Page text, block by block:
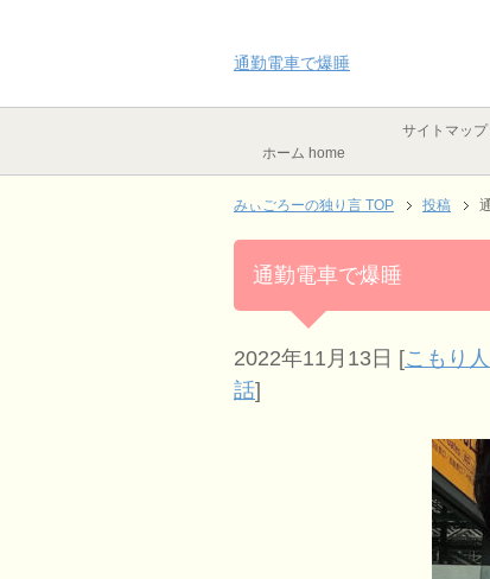
通勤電車で爆睡
ホーム home
サイトマッ
みぃごろーの独り言 TOP 投稿
通勤電車で爆睡
2022年11月13日 [こもり人
話]